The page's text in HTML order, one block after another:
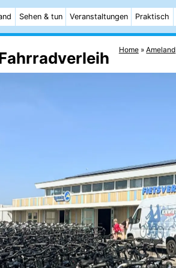
Sehen & tun Veranstaltungen Praktisch
Home Ameland